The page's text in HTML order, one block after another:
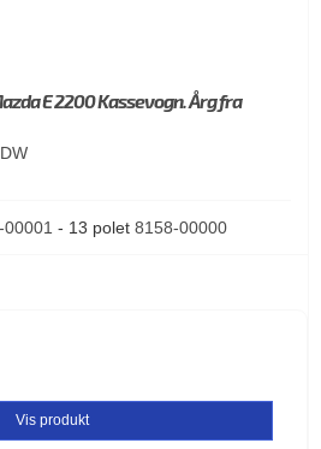
E 2200 Kassevogn. Årg fra
00001 - 13 polet 8158-00000
Vis produkt